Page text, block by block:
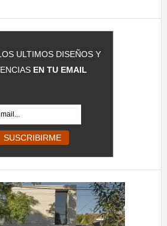
ULTIMOS DISEÑOS Y
EN TU EMAIL